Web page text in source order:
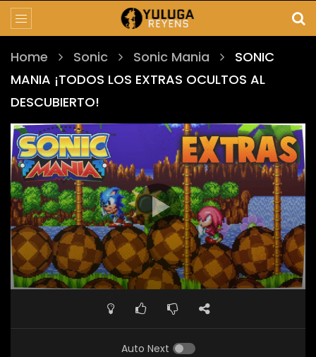
Home Sonic Sonic Mania
SONIC
MANIA ¡TODOS LOS EXTRAS OCULTOS AL
DESCUBIERTO!
Auto Next